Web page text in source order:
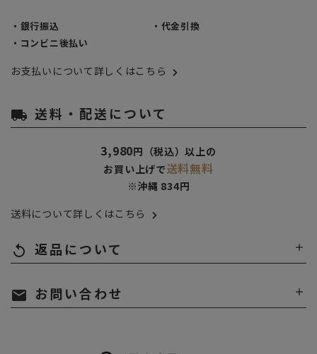
・銀行振込
・代金引換
・コンビニ後払い
お支払いについて詳しくはこちら
local_shipping 送料・配送について
3,980円（税込）以上の
お買い上げで送料無料
※沖縄 834円
送料について詳しくはこちら
replay 返品について
mail お問い合わせ